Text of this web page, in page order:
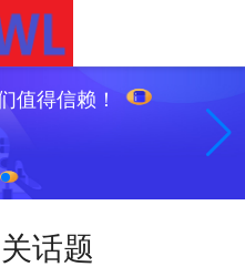
值得信赖！
话题